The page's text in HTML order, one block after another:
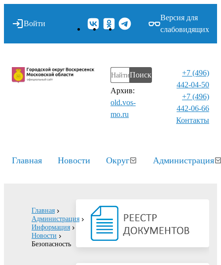
Войти
Версия для
слабовидящих
Поиск
Архив:
old.vos-
mo.ru
+7 (496)
442-04-50
+7 (496)
442-06-66
Контакты⁠
Главная Новости Округ Администрация
Главная
Администрация
Информация
Новости
Безопасность